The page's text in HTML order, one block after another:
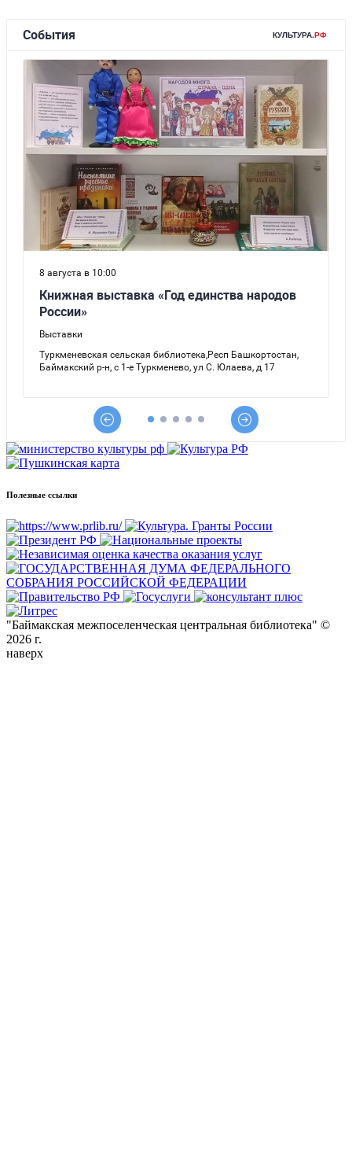
Полезные ссылки
"Баймакская межпоселенческая центральная библиотека" ©
2026 г.
наверх